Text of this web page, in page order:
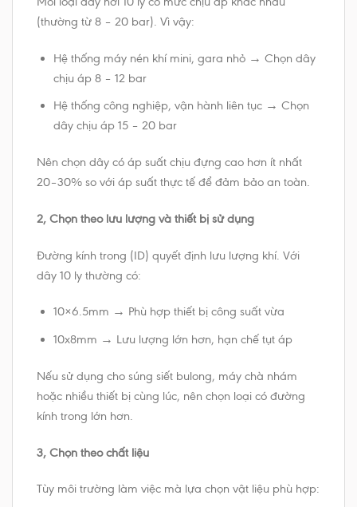
(thường từ 8 – 20 bar). Vì vậy:
Hệ thống máy nén khí mini, gara nhỏ → Chọn dây
chịu áp 8 – 12 bar
Hệ thống công nghiệp, vận hành liên tục → Chọn
dây chịu áp 15 – 20 bar
Nên chọn dây có áp suất chịu đựng cao hơn ít nhất
20–30% so với áp suất thực tế để đảm bảo an toàn.
2, Chọn theo lưu lượng và thiết bị sử dụng
Đường kính trong (ID) quyết định lưu lượng khí. Với
dây 10 ly thường có:
10×6.5mm → Phù hợp thiết bị công suất vừa
10x8mm → Lưu lượng lớn hơn, hạn chế tụt áp
Nếu sử dụng cho súng siết bulong, máy chà nhám
hoặc nhiều thiết bị cùng lúc, nên chọn loại có đường
kính trong lớn hơn.
3, Chọn theo chất liệu
Tùy môi trường làm việc mà lựa chọn vật liệu phù hợp: